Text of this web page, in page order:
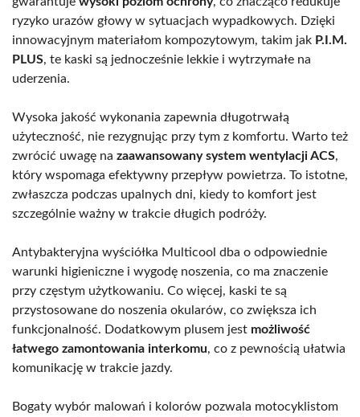
ryzyko urazów głowy w sytuacjach wypadkowych. Dzięki
innowacyjnym materiałom kompozytowym, takim jak P.I.M.
PLUS, te kaski są jednocześnie lekkie i wytrzymałe na
uderzenia.
Wysoka jakość wykonania zapewnia długotrwałą
użyteczność, nie rezygnując przy tym z komfortu. Warto też
zwrócić uwagę na zaawansowany system wentylacji ACS,
który wspomaga efektywny przepływ powietrza. To istotne,
zwłaszcza podczas upalnych dni, kiedy to komfort jest
szczególnie ważny w trakcie długich podróży.
Antybakteryjna wyściółka Multicool dba o odpowiednie
warunki higieniczne i wygodę noszenia, co ma znaczenie
przy częstym użytkowaniu. Co więcej, kaski te są
przystosowane do noszenia okularów, co zwiększa ich
funkcjonalność. Dodatkowym plusem jest możliwość
łatwego zamontowania interkomu, co z pewnością ułatwia
komunikację w trakcie jazdy.
Bogaty wybór malowań i kolorów pozwala motocyklistom